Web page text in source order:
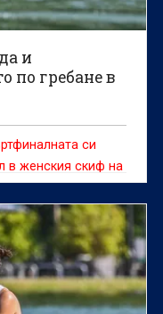
и
по гребане в
си
в женския скиф на
до 19 г. в